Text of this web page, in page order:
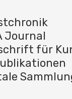
Journal
für